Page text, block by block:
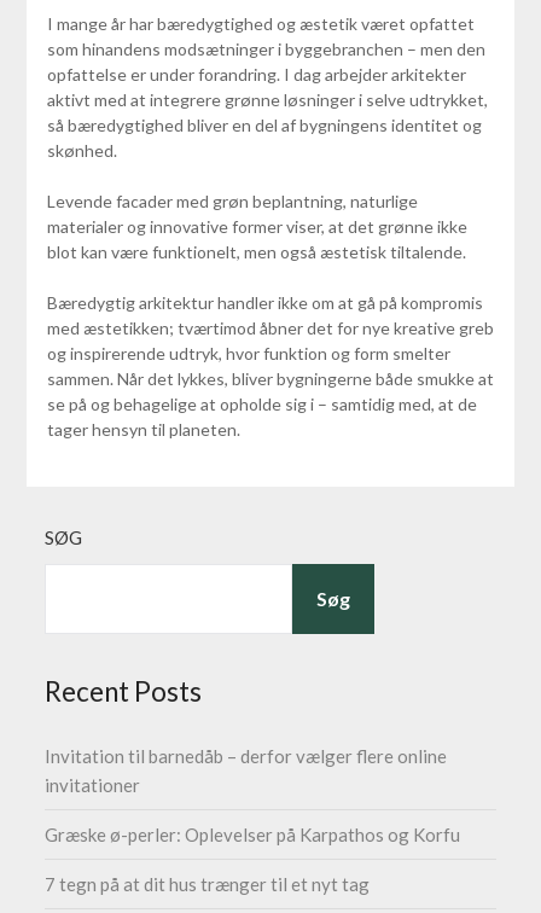
I mange år har bæredygtighed og æstetik været opfattet
som hinandens modsætninger i byggebranchen – men den
opfattelse er under forandring. I dag arbejder arkitekter
aktivt med at integrere grønne løsninger i selve udtrykket,
så bæredygtighed bliver en del af bygningens identitet og
skønhed.
Levende facader med grøn beplantning, naturlige
materialer og innovative former viser, at det grønne ikke
blot kan være funktionelt, men også æstetisk tiltalende.
Bæredygtig arkitektur handler ikke om at gå på kompromis
med æstetikken; tværtimod åbner det for nye kreative greb
og inspirerende udtryk, hvor funktion og form smelter
sammen. Når det lykkes, bliver bygningerne både smukke at
se på og behagelige at opholde sig i – samtidig med, at de
tager hensyn til planeten.
SØG
Søg
Recent Posts
Invitation til barnedåb – derfor vælger flere online
invitationer
Græske ø-perler: Oplevelser på Karpathos og Korfu
7 tegn på at dit hus trænger til et nyt tag